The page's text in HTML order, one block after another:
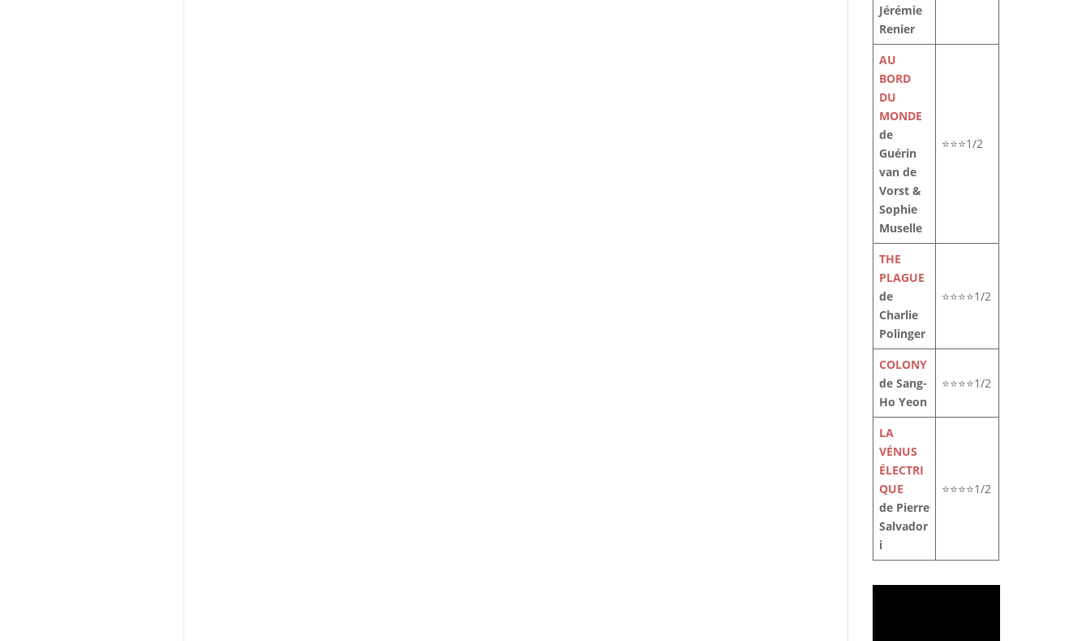
Jérémie
Renier
AU
BORD
DU
MONDE
de
Guérin
van de
Vorst &
Sophie
Muselle
⭐⭐⭐1/2
THE
PLAGUE
de
Charlie
Polinger
⭐⭐⭐⭐1/2
COLONY
de Sang-
Ho Yeon
⭐⭐⭐⭐1/2
LA
VÉNUS
ÉLECTRI
QUE
de Pierre
Salvador
i
⭐⭐⭐⭐1/2